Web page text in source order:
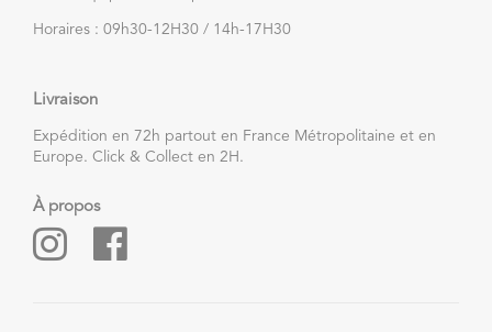
Horaires : 09h30-12H30 / 14h-17H30
Livraison
Expédition en 72h partout en France Métropolitaine et en
Europe. Click & Collect en 2H.
À propos